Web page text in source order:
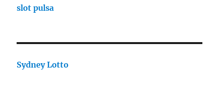
slot pulsa
Sydney Lotto